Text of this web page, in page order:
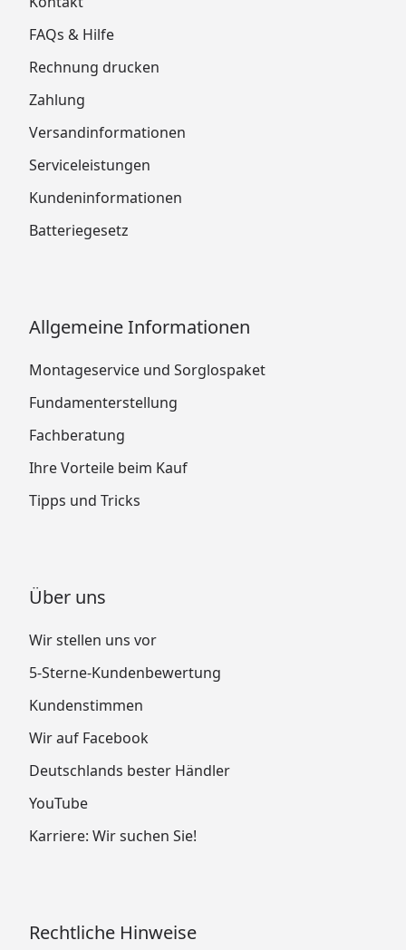
FAQs & Hilfe
Rechnung drucken
Zahlung
Versandinformationen
Serviceleistungen
Kundeninformationen
Batteriegesetz
Allgemeine Informationen
Montageservice und Sorglospaket
Fundamenterstellung
Fachberatung
Ihre Vorteile beim Kauf
Tipps und Tricks
Über uns
Wir stellen uns vor
5-Sterne-Kundenbewertung
Kundenstimmen
Wir auf Facebook
Deutschlands bester Händler
YouTube
Karriere: Wir suchen Sie!
Rechtliche Hinweise